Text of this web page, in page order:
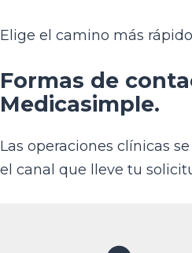
Elige el camino más rápido
Formas de
Medicasimple.
Las operaciones clínicas
el canal que lleve tu